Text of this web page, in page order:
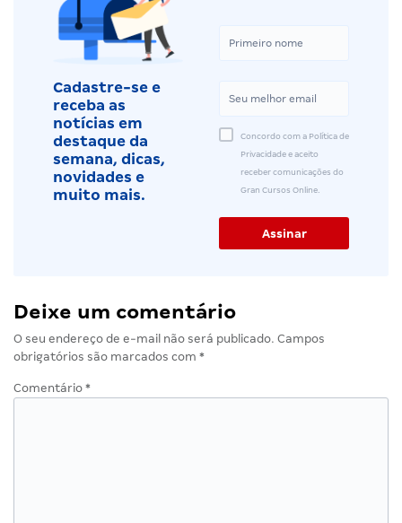
Cadastre-se e
receba as
notícias em
destaque da
semana, dicas,
novidades e
muito mais.
Concordo com a Política de
Privacidade e aceito
receber comunicações do
Gran Cursos Online.
Deixe um comentário
O seu endereço de e-mail não será publicado. Campos
obrigatórios são marcados com *
Comentário *